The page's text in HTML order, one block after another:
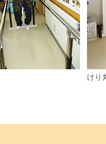
けり